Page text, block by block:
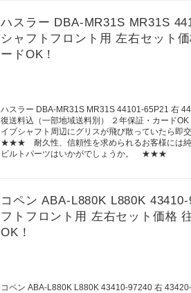
ハスラー DBA-MR31S MR31S
シャフトフロント用 左右セット
ードOK！
ハスラー DBA-MR31S MR31S 44101-65P21 右
復送料込（一部地域送料別） ２年保証・カード
イブシャフト周辺にグリスが飛び散っていたら即交
★★★ 耐久性、信頼性を求められるお客様には純
ビルトパーツはいかがでしょうか。 ★★★
コペン ABA-L880K L880K
フトフロント用 左右セット価格
OK！
コペン ABA-L880K L880K 43410-97240 右